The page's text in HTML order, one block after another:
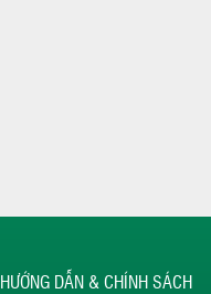
HƯỚNG DẪN & CHÍNH SÁCH